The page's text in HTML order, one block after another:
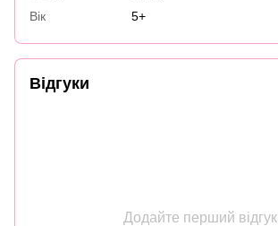
Вік
5+
Відгуки
Додайте перший відгук